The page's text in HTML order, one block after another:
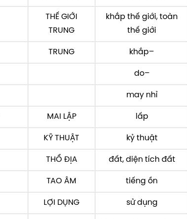
THẾ GIỚI
TRUNG
khắp thế giới, toàn
thế giới
TRUNG khắp–
do–
may nhỉ
MAI LẬP lấp
KỸ THUẬT kỷ thuật
THỔ ĐỊA đất, diện tích đất
TAO ÂM tiếng ồn
LỢI DỤNG sử dụng